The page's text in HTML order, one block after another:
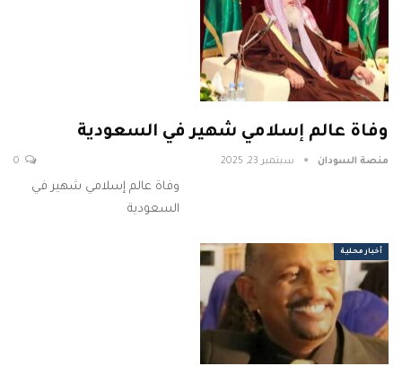
وفاة عالم إسلامي شهير في السعودية
منصة السودان سبتمبر 23, 2025
وفاة عالم إسلامي شهير في
السعودية
أخبار محلية